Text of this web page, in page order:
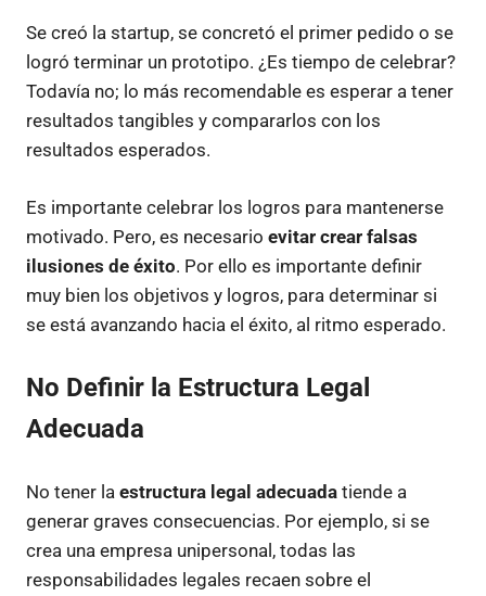
Se creó la startup, se concretó el primer pedido o se
logró terminar un prototipo. ¿Es tiempo de celebrar?
Todavía no; lo más recomendable es esperar a tener
resultados tangibles y compararlos con los
resultados esperados.
Es importante celebrar los logros para mantenerse
motivado. Pero, es necesario evitar crear falsas
ilusiones de éxito. Por ello es importante definir
muy bien los objetivos y logros, para determinar si
se está avanzando hacia el éxito, al ritmo esperado.
No Definir la Estructura Legal
Adecuada
No tener la estructura legal adecuada tiende a
generar graves consecuencias. Por ejemplo, si se
crea una empresa unipersonal, todas las
responsabilidades legales recaen sobre el